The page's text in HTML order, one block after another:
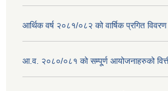
आर्थिक वर्ष २०८१/०८२ को वार्षिक प्रगित विवरण
आ.व. २०८०/०८१ को सम्पू्र्ण आयोजनाहरुको